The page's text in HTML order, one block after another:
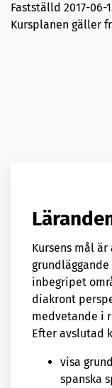
Fastställd 2017-06-
Kursplanen gäller
Kursens mål
inbegripet
diakront
medvetande i
Efter avslutad
visa
spanska